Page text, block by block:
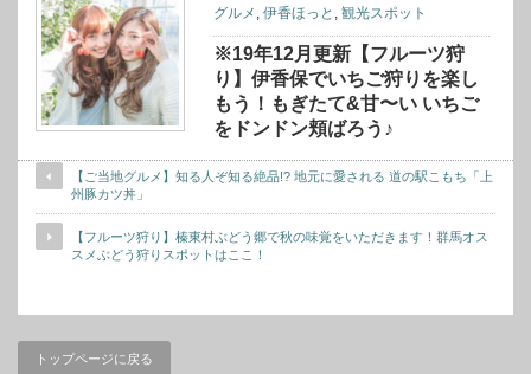
グルメ ,伊香ほっと ,観光スポット
※19年12月更新【フルーツ狩
り】伊香保でいちご狩りを楽し
もう！もぎたて&甘〜い いちご
をドンドン頬ばろう♪
【ご当地グルメ】知る人ぞ知る絶品!? 地元に愛される 道の駅こもち「上
州豚カツ丼」
【フルーツ狩り】榛東村ぶどう郷で秋の味覚をいただきます！群馬オス
スメぶどう狩りスポットはここ！
トップページに戻る